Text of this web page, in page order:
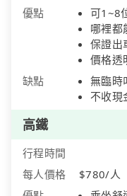
優點
可1~8
哪裡都
保證出
價格透
缺點
無臨時
不收現
高鐵
行程時間
每人價格
$780/人